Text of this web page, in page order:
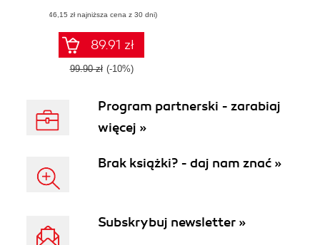
(46,15 zł najniższa cena z 30 dni)
89.91 zł
99.90 zł (-10%)
Program partnerski - zarabiaj
więcej »
Brak książki? - daj nam znać »
Subskrybuj newsletter »